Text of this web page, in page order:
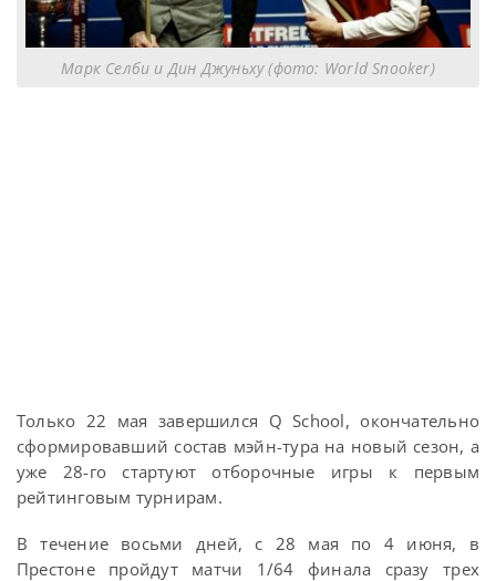
Марк Селби и Дин Джуньху (фото: World Snooker)
Только 22 мая завершился Q School, окончательно
сформировавший состав мэйн-тура на новый сезон, а
уже 28-го стартуют отборочные игры к первым
рейтинговым турнирам.
В течение восьми дней, с 28 мая по 4 июня, в
Престоне пройдут матчи 1/64 финала сразу трех